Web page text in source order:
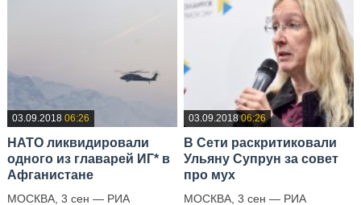
03.09.2018 06:26
НАТО ликвидировали
одного из главарей ИГ* в
Афганистане
МОСКВА, 3 сен — РИА
03.09.2018 06:26
В Сети раскритиковали
Ульяну Супрун за совет
про мух
МОСКВА, 3 сен — РИА